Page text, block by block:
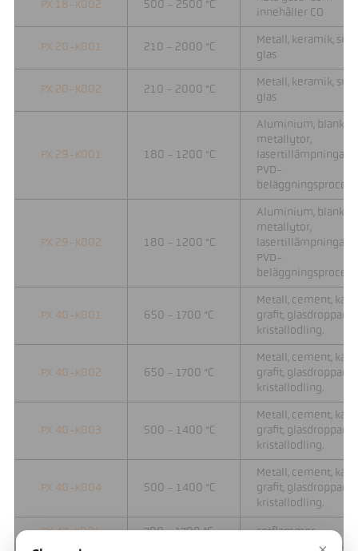
PX 18-K002 500 - 2500 °C
innehåller CO
PX 20-K001 210 - 2000 °C
Metall, keramik,
glas
PX 20-K002 210 - 2000 °C
Metall, keramik,
glas
PX 29-K001 180 - 1200 °C
Aluminium, blanka
metallytor,
lasertillämpningar,
PVD-
PX 29-K002 180 - 1200 °C
Aluminium, blanka
metallytor,
lasertillämpningar,
PVD-
PX 40-K001 650 - 1700 °C
Metall, cement, kalk,
grafit, glasdroppar,
kristallodling.
PX 40-K002 650 - 1700 °C
Metall, cement, kalk,
grafit, glasdroppar,
kristallodling.
PX 40-K003 500 - 1400 °C
Metall, cement, kalk,
grafit, glasdroppar,
kristallodling.
PX 40-K004 500 - 1400 °C
Metall, cement, kalk,
grafit, glasdroppar,
kristallodling.
PX 47-K001 700 - 1700 °C sotflammor